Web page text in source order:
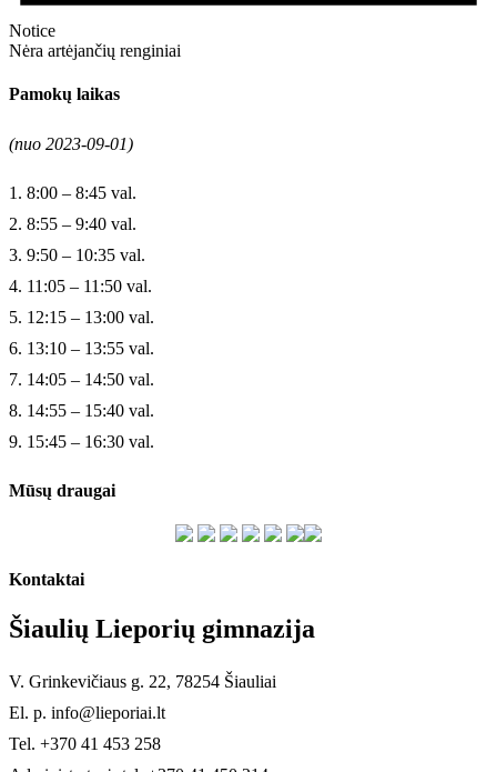
Notice
Nėra artėjančių renginiai
Pamokų laikas
(nuo 2023-09-01)
1. 8:00 – 8:45 val.
2. 8:55 – 9:40 val.
3. 9:50 – 10:35 val.
4. 11:05 – 11:50 val.
5. 12:15 – 13:00 val.
6. 13:10 – 13:55 val.
7. 14:05 – 14:50 val.
8. 14:55 – 15:40 val.
9. 15:45 – 16:30 val.
Mūsų draugai
Kontaktai
Šiaulių Lieporių gimnazija
V. Grinkevičiaus g. 22, 78254 Šiauliai
El. p. info@lieporiai.lt
Tel. +370 41 453 258